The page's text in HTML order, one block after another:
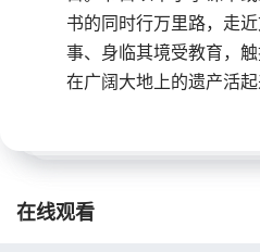
书的同时行万里路，走
事、身临其境受教育，
在广阔大地上的遗产活起
在线观看